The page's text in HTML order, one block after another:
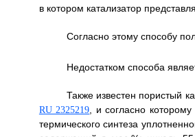
в котором катализатор
Согласно этому способу
Недостатком способа
Также известен пористый
RU 2325219, и согласно
термического синтеза